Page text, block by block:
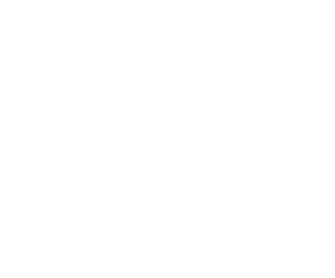
se destaquem.
não apenas largura.
formas agressivas.